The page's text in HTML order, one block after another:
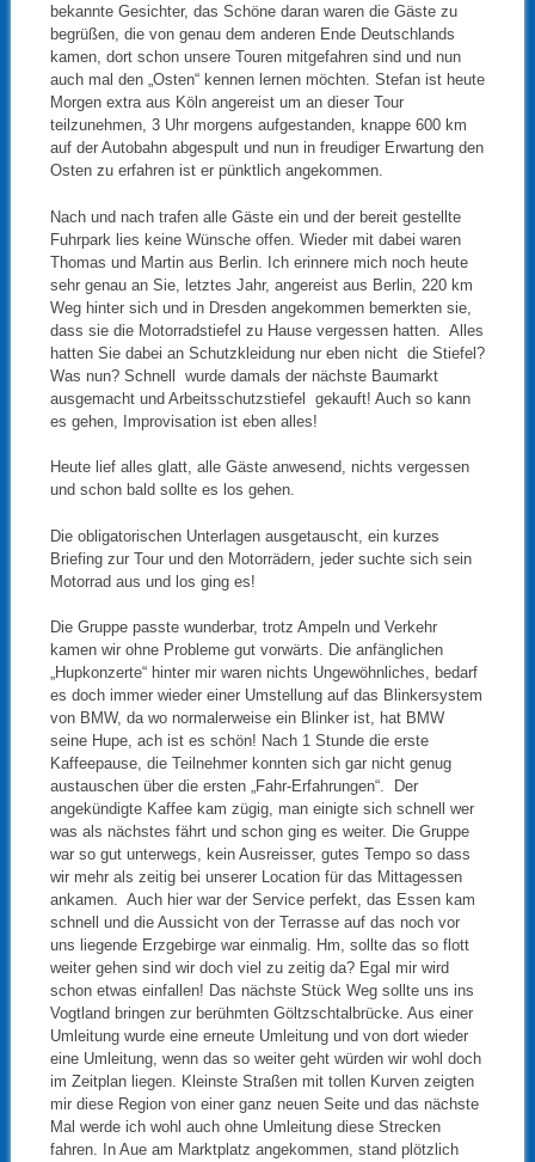
bekannte Gesichter, das Schöne daran waren die Gäste zu
begrüßen, die von genau dem anderen Ende Deutschlands
kamen, dort schon unsere Touren mitgefahren sind und nun
auch mal den „Osten“ kennen lernen möchten. Stefan ist heute
Morgen extra aus Köln angereist um an dieser Tour
teilzunehmen, 3 Uhr morgens aufgestanden, knappe 600 km
auf der Autobahn abgespult und nun in freudiger Erwartung den
Osten zu erfahren ist er pünktlich angekommen.
Nach und nach trafen alle Gäste ein und der bereit gestellte
Fuhrpark lies keine Wünsche offen. Wieder mit dabei waren
Thomas und Martin aus Berlin. Ich erinnere mich noch heute
sehr genau an Sie, letztes Jahr, angereist aus Berlin, 220 km
Weg hinter sich und in Dresden angekommen bemerkten sie,
dass sie die Motorradstiefel zu Hause vergessen hatten. Alles
hatten Sie dabei an Schutzkleidung nur eben nicht die Stiefel?
Was nun? Schnell wurde damals der nächste Baumarkt
ausgemacht und Arbeitsschutzstiefel gekauft! Auch so kann
es gehen, Improvisation ist eben alles!
Heute lief alles glatt, alle Gäste anwesend, nichts vergessen
und schon bald sollte es los gehen.
Die obligatorischen Unterlagen ausgetauscht, ein kurzes
Briefing zur Tour und den Motorrädern, jeder suchte sich sein
Motorrad aus und los ging es!
Die Gruppe passte wunderbar, trotz Ampeln und Verkehr
kamen wir ohne Probleme gut vorwärts. Die anfänglichen
„Hupkonzerte“ hinter mir waren nichts Ungewöhnliches, bedarf
es doch immer wieder einer Umstellung auf das Blinkersystem
von BMW, da wo normalerweise ein Blinker ist, hat BMW
seine Hupe, ach ist es schön! Nach 1 Stunde die erste
Kaffeepause, die Teilnehmer konnten sich gar nicht genug
austauschen über die ersten „Fahr-Erfahrungen“. Der
angekündigte Kaffee kam zügig, man einigte sich schnell wer
was als nächstes fährt und schon ging es weiter. Die Gruppe
war so gut unterwegs, kein Ausreisser, gutes Tempo so dass
wir mehr als zeitig bei unserer Location für das Mittagessen
ankamen. Auch hier war der Service perfekt, das Essen kam
schnell und die Aussicht von der Terrasse auf das noch vor
uns liegende Erzgebirge war einmalig. Hm, sollte das so flott
weiter gehen sind wir doch viel zu zeitig da? Egal mir wird
schon etwas einfallen! Das nächste Stück Weg sollte uns ins
Vogtland bringen zur berühmten Göltzschtalbrücke. Aus einer
Umleitung wurde eine erneute Umleitung und von dort wieder
eine Umleitung, wenn das so weiter geht würden wir wohl doch
im Zeitplan liegen. Kleinste Straßen mit tollen Kurven zeigten
mir diese Region von einer ganz neuen Seite und das nächste
Mal werde ich wohl auch ohne Umleitung diese Strecken
fahren. In Aue am Marktplatz angekommen, stand plötzlich